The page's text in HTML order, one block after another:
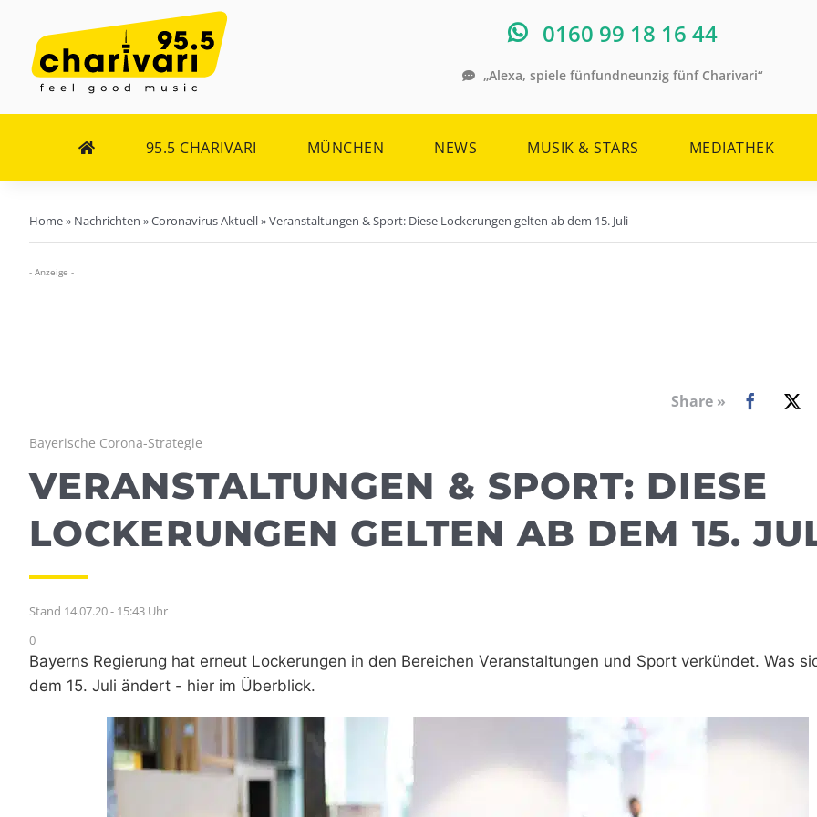
Inhalt
springen
0160 99 18 16 44
„Alexa, spiele fünfundneunzig fünf Charivari“
95.5 CHARIVARI MÜNCHEN NEWS MUSIK & STARS MEDIATHEK
Home» Nachrichten »Coronavirus Aktuell»Veranstaltungen & Sport: Diese Lockerungen gelten ab dem 15. Juli
- Anzeige -
Share »
Bayerische Corona-Strategie
VERANSTALTUNGEN & SPORT: DIESE
LOCKERUNGEN GELTEN AB DEM 15.
Stand 14.07.20 - 15:43 Uhr
0
Bayerns Regierung hat erneut Lockerungen in den Bereichen Veranstaltungen und Sport verkündet. Was
dem 15. Juli ändert - hier im Überblick.